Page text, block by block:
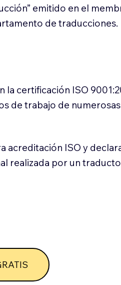
emitido en el
de traducciones.
certificación ISO
de trabajo de
acreditación ISO y
realizada por un